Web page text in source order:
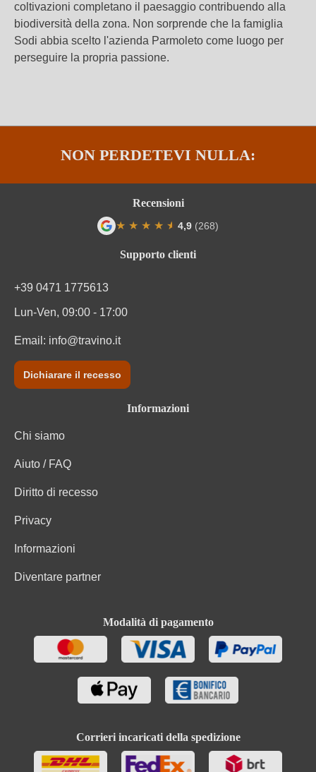
coltivazioni completano il paesaggio contribuendo alla
biodiversità della zona. Non sorprende che la famiglia
Sodi abbia scelto l'azienda Parmoleto come luogo per
perseguire la propria passione.
NON PERDETEVI NULLA:
Supporto clienti
+39 0471 1775613
Lun-Ven, 09:00 - 17:00
Email: info@travino.it
Dichiarare il recesso
Informazioni
Chi siamo
Aiuto / FAQ
Diritto di recesso
Privacy
Informazioni
Diventare partner
Modalità di pagamento
Corrieri incaricati della spedizione
Recensioni
★ ★ ★ ★ ★
★ 4,9 (268)